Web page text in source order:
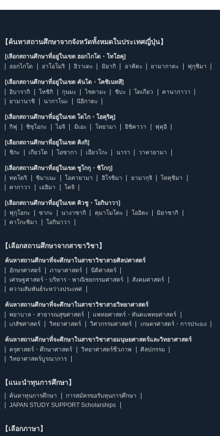
【ค้นหาสถานศึกษาจากจังหวัดทั้งหมดในประเทศญี่ปุ่น】
[เลือกสถานศึกษาที่อยู่ในเขต ฮอกไกโด・โทโฮคุ]
ฮอกไกโด
อาโอโมริ อิวาเตะ มิยากิ อาคิตะ ยามากาตะ ฟุกุชิมา
[เลือกสถานศึกษาที่อยู่ในเขต คันโต・โคชิเนทสึ]
อิบารากิ
โทชิกิ กุนมะ ไซตามะ ชิบะ โตเกียว
คานากาวา
ยามานาชิ
นากาโนะ นิอิกาตะ
[เลือกสถานศึกษาที่อยู่ในเขต โตไก・โฮคุริคุ]
กิฟุ
ชิซุโอกะ ไอจิ มิเอะ โทยามา อิชิคาวา ฟุคุอิ
[เลือกสถานศึกษาที่อยู่ในเขต คิงกิ]
ชิกะ
เกียวโต โอซากา เฮียวโกะ นารา วาคายามา
[เลือกสถานศึกษาที่อยู่ในเขต ชูโกกุ・ชิโกกุ]
ทตโตริ
ชิมาเนะ โอคายามา ฮิโรชิมา ยามากุจิ
โทคุชิมา
คากาวา
เอฮิมา โคจิ
[เลือกสถานศึกษาที่อยู่ในเขต คิวชู・โอกินาวา]
ฟุกุโอกะ
ซากะ นางาซากิ คุมาโมโตะ โออิตะ
มิยาซากิ
คาโกะชิมา
โอกินาวา
【เลือกสถานศึกษาจากสาขาวิชา】
ค้นหาสถานศึกษาที่จะศึกษาในสาขาวิชาสายศิลปศาสตร์
อักษรศาสตร์
ภาษาศาสตร์
นิติศาสตร์
เศรษฐศาสตร์・บริหาร・พาณิชยกรรมศาสตร์
สังคมศาสตร์
ความสัมพันธ์ระหว่างประเทศ
ค้นหาสถานศึกษาที่จะศึกษาในสาขาวิชาสายวิทยาศาสตร์
พยาบาล・สาธารณสุขศาสตร์
แพทยศาสตร์・ทันตแพทยศาสตร์
เภสัชศาสตร์
วิทยาศาสตร์ วิศวกรรมศาสตร์ เกษตรศาสตร์・การประมง
ค้นหาสถานศึกษาที่จะศึกษาในสาขาวิชาสายมนุษยศาสตร์และวิทยาศาสตร์
ครุศาสตร์・ศึกษาศาสตร์
วิทยาศาสตร์ชีวภาพ
ศิลปกรรม
วิทยาศาสตร์บูรณาการ
【แนะนำทุนการศึกษา】
ค้นหาทุนการศึกษา
การสมัครขอรับทุนการศึกษา
JAPAN STUDY SUPPORT Scholarships
【เลือกภาษา】